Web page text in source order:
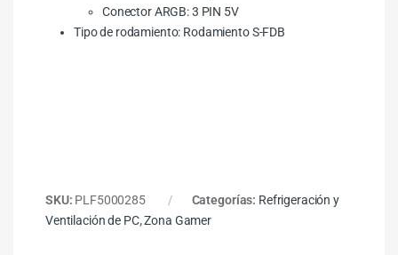
Conector ARGB: 3 PIN 5V
Tipo de rodamiento: Rodamiento S-FDB
SKU: PLF5000285 Categorías: Refrigeración y
Ventilación de PC,Zona Gamer